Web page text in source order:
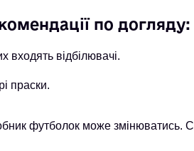
по догляду:
входять відбілювачі.
праски.
футболок може змінюватись.